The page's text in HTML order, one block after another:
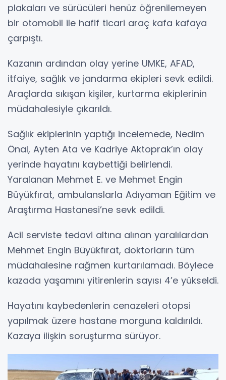
plakaları ve sürücüleri henüz öğrenilemeyen
bir otomobil ile hafif ticari araç kafa kafaya
çarpıştı.
Kazanın ardından olay yerine UMKE, AFAD,
itfaiye, sağlık ve jandarma ekipleri sevk edildi.
Araçlarda sıkışan kişiler, kurtarma ekiplerinin
müdahalesiyle çıkarıldı.
Sağlık ekiplerinin yaptığı incelemede, Nedim
Önal, Ayten Ata ve Kadriye Aktoprak’ın olay
yerinde hayatını kaybettiği belirlendi.
Yaralanan Mehmet E. ve Mehmet Engin
Büyükfırat, ambulanslarla Adıyaman Eğitim ve
Araştırma Hastanesi’ne sevk edildi.
Acil serviste tedavi altına alınan yaralılardan
Mehmet Engin Büyükfırat, doktorların tüm
müdahalesine rağmen kurtarılamadı. Böylece
kazada yaşamını yitirenlerin sayısı 4’e yükseldi.
Hayatını kaybedenlerin cenazeleri otopsi
yapılmak üzere hastane morguna kaldırıldı.
Kazaya ilişkin soruşturma sürüyor.